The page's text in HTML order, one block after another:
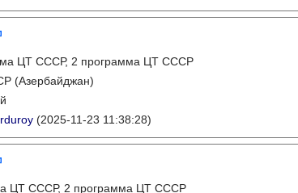
ЦТ СССР, 2 программа ЦТ СССР
(Азербайджан)
(2025-11-23 11:38:28)
ЦТ СССР, 2 программа ЦТ СССР